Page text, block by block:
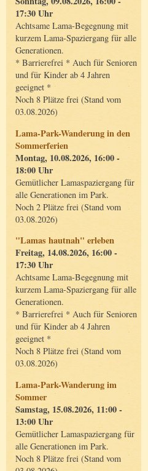
17:30 Uhr
Achtsame Lama-Begegnung mit
kurzem Lama-Spaziergang für alle
Generationen.
* Barrierefrei * Auch für Senioren
und für Kinder ab 4 Jahren
geeignet *
Noch 8 Plätze frei (Stand vom
03.08.2026)
Lama-Park-Wanderung in den
Sommerferien
Montag, 10.08.2026, 16:00 -
18:00 Uhr
Gemütlicher Lamaspaziergang für
alle Generationen im Park.
Noch 2 Plätze frei (Stand vom
03.08.2026)
"Lamas hautnah" erleben
Freitag, 14.08.2026, 16:00 -
17:30 Uhr
Achtsame Lama-Begegnung mit
kurzem Lama-Spaziergang für alle
Generationen.
* Barrierefrei * Auch für Senioren
und für Kinder ab 4 Jahren
geeignet *
Noch 8 Plätze frei (Stand vom
03.08.2026)
Lama-Park-Wanderung im
Sommer
Samstag, 15.08.2026, 11:00 -
13:00 Uhr
Gemütlicher Lamaspaziergang für
alle Generationen im Park.
Noch 8 Plätze frei (Stand vom